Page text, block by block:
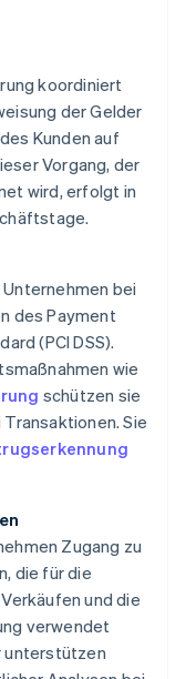
koordiniert
der Gelder
Kunden auf
Vorgang, der
wird, erfolgt in
bei
des Payment
(PCI DSS).
wie
schützen sie
Sie
Zugang zu
die für die
und die
verwendet
unterstützen